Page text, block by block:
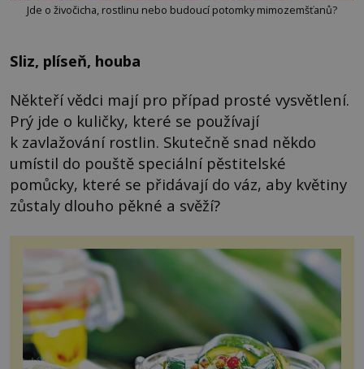
Jde o živočicha, rostlinu nebo budoucí potomky mimozemšťanů?
Sliz, plíseň, houba
Někteří vědci mají pro případ prosté vysvětlení.
Prý jde o kuličky, které se používají
k zavlažování rostlin. Skutečně snad někdo
umístil do pouště speciální pěstitelské
pomůcky, které se přidávají do váz, aby květiny
zůstaly dlouho pěkné a svěží?